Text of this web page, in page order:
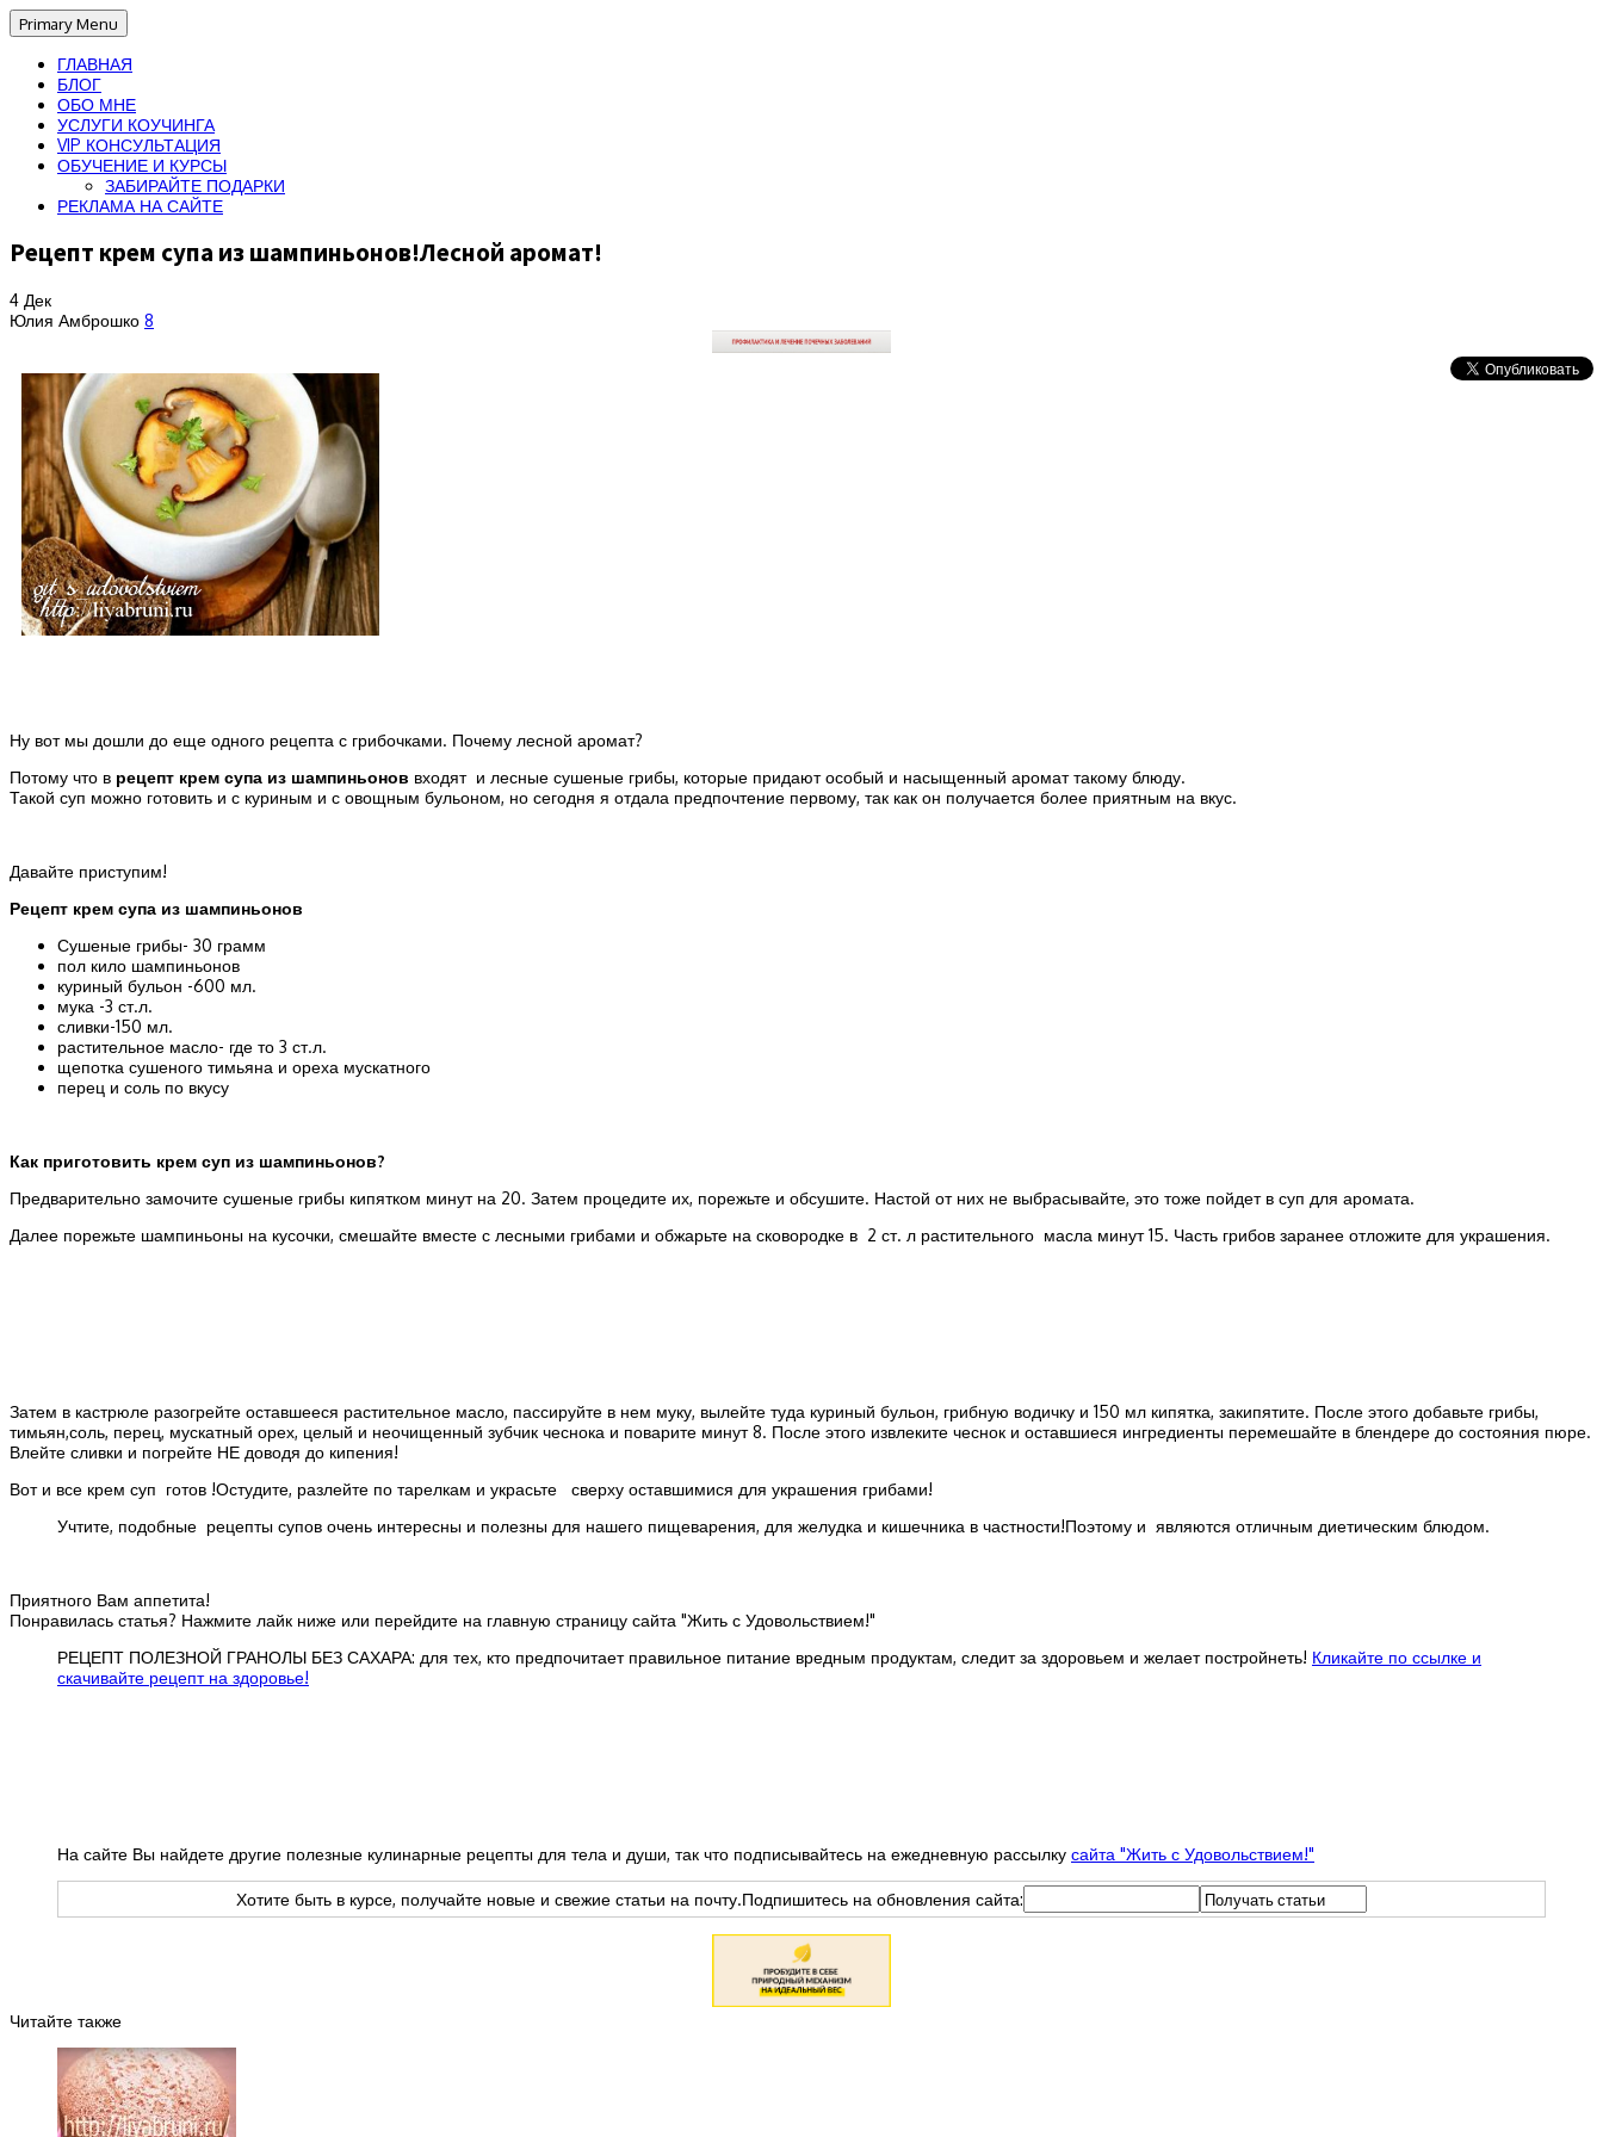
Primary Menu
ГЛАВНАЯ
БЛОГ
ОБО МНЕ
УСЛУГИ КОУЧИНГА
VIP КОНСУЛЬТАЦИЯ
ОБУЧЕНИЕ И КУРСЫ
ЗАБИРАЙТЕ ПОДАРКИ
РЕКЛАМА НА САЙТЕ
Рецепт крем супа из шампиньонов!Лесной аромат!
4 Дек
Юлия Амброшко 8
Ну вот мы дошли до еще одного рецепта с грибочками. Почему лесной аромат?
Потому что в рецепт крем супа из шампиньонов входят и лесные сушеные грибы, которые придают особый и насыщенный аромат такому блюду.
Такой суп можно готовить и с куриным и с овощным бульоном, но сегодня я отдала предпочтение первому, так как он получается более приятным на вкус.
Давайте приступим!
Рецепт крем супа из шампиньонов
Сушеные грибы- 30 грамм
пол кило шампиньонов
куриный бульон -600 мл.
мука -3 ст.л.
сливки-150 мл.
растительное масло- где то 3 ст.л.
щепотка сушеного тимьяна и ореха мускатного
перец и соль по вкусу
Как приготовить крем суп из шампиньонов?
Предварительно замочите сушеные грибы кипятком минут на 20. Затем процедите их, порежьте и обсушите. Настой от них не выбрасывайте, это тоже пойдет в суп для аромата.
Далее порежьте шампиньоны на кусочки, смешайте вместе с лесными грибами и обжарьте на сковородке в 2 ст. л растительного масла минут 15. Часть грибов заранее отложите для украшения.
Затем в кастрюле разогрейте оставшееся растительное масло, пассируйте в нем муку, вылейте туда куриный бульон, грибную водичку и 150 мл кипятка, закипятите. После этого добавьте грибы,
тимьян,соль, перец, мускатный орех, целый и неочищенный зубчик чеснока и поварите минут 8. После этого извлеките чеснок и оставшиеся ингредиенты перемешайте в блендере до состояния пюре.
Влейте сливки и погрейте НЕ доводя до кипения!
Вот и все крем суп готов !Остудите, разлейте по тарелкам и украсьте сверху оставшимися для украшения грибами!
Учтите, подобные рецепты супов очень интересны и полезны для нашего пищеварения, для желудка и кишечника в частности!Поэтому и являются отличным диетическим блюдом.
Приятного Вам аппетита!
Понравилась статья? Нажмите лайк ниже или перейдите на главную страницу сайта "Жить с Удовольствием!"
РЕЦЕПТ ПОЛЕЗНОЙ ГРАНОЛЫ БЕЗ САХАРА: для тех, кто предпочитает правильное питание вредным продуктам, следит за здоровьем и желает постройнеть! Кликайте по ссылке и
скачивайте рецепт на здоровье!
На сайте Вы найдете другие полезные кулинарные рецепты для тела и души, так что подписывайтесь на ежедневную рассылку сайта "Жить с Удовольствием!"
Хотите быть в курсе, получайте новые и свежие статьи на почту.Подпишитесь на обновления сайта:
Читайте также